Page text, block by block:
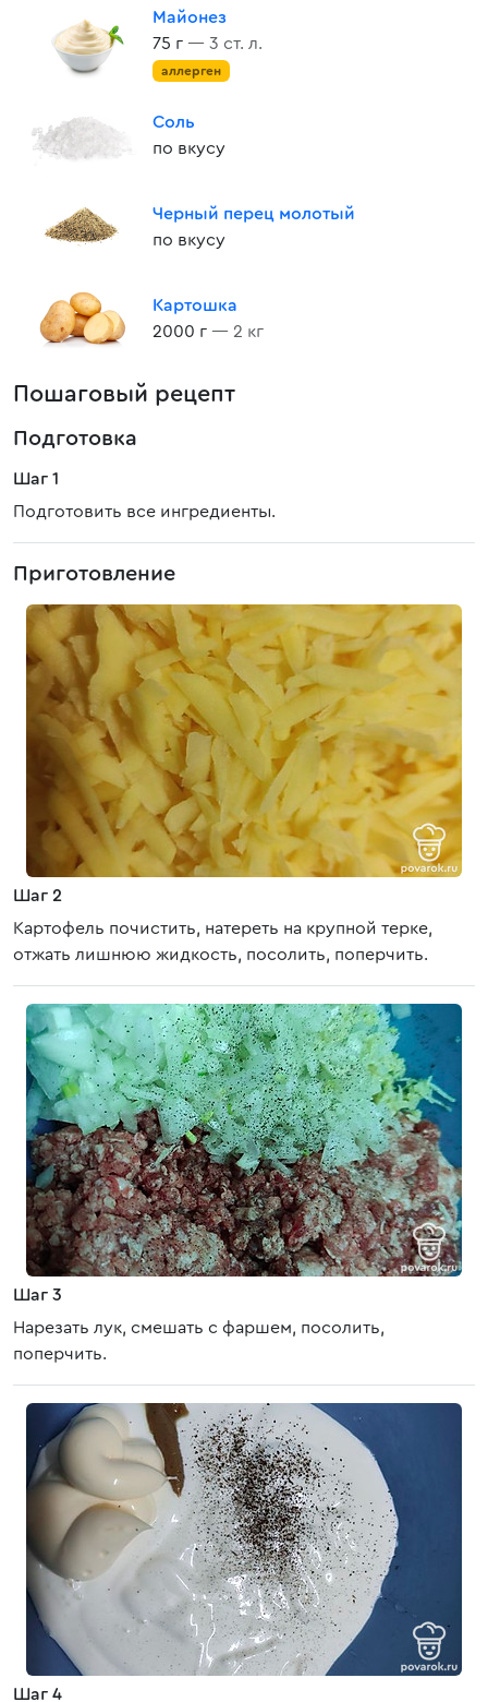
Майонез
75 г — 3 ст. л.
аллерген
Соль
по вкусу
Черный перец молотый
по вкусу
Картошка
2000 г — 2 кг
Пошаговый рецепт
Подготовка
Шаг 1
Подготовить все ингредиенты.
Приготовление
Шаг 2
Картофель почистить, натереть на крупной терке,
отжать лишнюю жидкость, посолить, поперчить.
Шаг 3
Нарезать лук, смешать с фаршем, посолить,
поперчить.
Шаг 4